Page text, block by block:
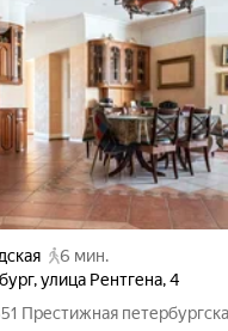
6 мин.
,улица Рентгена,4
Престижная